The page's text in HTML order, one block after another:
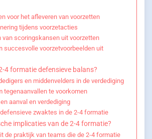
voor het afleveren van voorzetten
tijdens voorzetacties
van scoringskansen uit voorzetten
succesvolle voorzetvoorbeelden uit
4 formatie defensieve balans?
en middenvelders in de verdediging
tegenaanvallen te voorkomen
aanval en verdediging
defensieve zwaktes in de 2-4 formatie
implicaties van de 2-4 formatie?
de praktijk van teams die de 2-4 formatie